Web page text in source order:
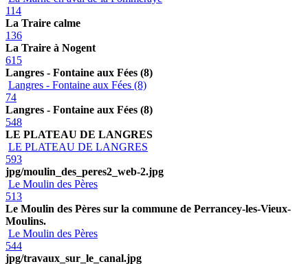
114
La Traire calme
136
La Traire à Nogent
615
Langres - Fontaine aux Fées (8)
Langres - Fontaine aux Fées (8)
74
Langres - Fontaine aux Fées (8)
548
LE PLATEAU DE LANGRES
LE PLATEAU DE LANGRES
593
jpg/moulin_des_peres2_web-2.jpg
Le Moulin des Pères
513
Le Moulin des Pères sur la commune de Perrancey-les-Vieux-
Moulins.
Le Moulin des Pères
544
jpg/travaux_sur_le_canal.jpg